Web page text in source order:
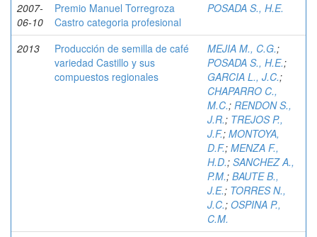
2007-
06-10
Premio Manuel Torregroza
Castro categoria profesional
POSADA S., H.E.
2013
Producción de semilla de café
variedad Castillo y sus
compuestos regionales
MEJIA M., C.G.;
POSADA S., H.E.;
GARCIA L., J.C.;
CHAPARRO C.,
M.C.; RENDON S.,
J.R.; TREJOS P.,
J.F.; MONTOYA,
D.F.; MENZA F.,
H.D.; SANCHEZ A.,
P.M.; BAUTE B.,
J.E.; TORRES N.,
J.C.; OSPINA P.,
C.M.